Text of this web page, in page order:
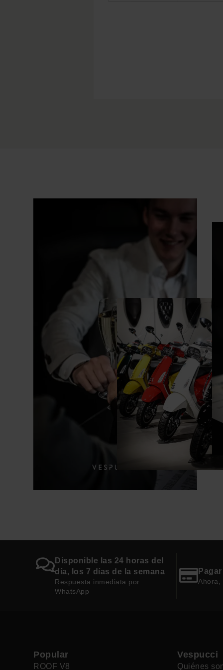
Disponible las 24 horas del
día, los 7 días de la semana
Respuesta inmediata por
WhatsApp
Ahora,
Popular
ROOF V8
Vespucci
Quiénes